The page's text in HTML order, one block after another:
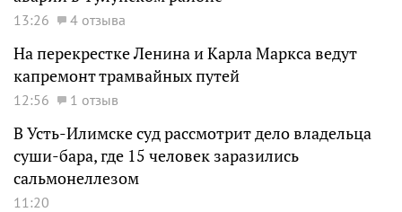
13:26 4 отзыва
На перекрестке Ленина и Карла Маркса ведут
капремонт трамвайных путей
12:56 1 отзыв
В Усть-Илимске суд рассмотрит дело владельца
суши-бара, где 15 человек заразились
сальмонеллезом
11:20